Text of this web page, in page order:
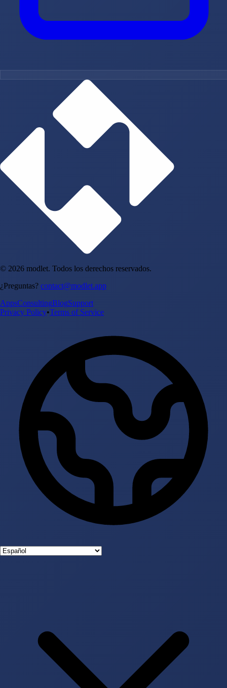
© 2026 modlet. Todos los derechos reservados.
¿Preguntas? contact@modlet.app
AppsConsultingBlogSupport
Privacy Policy•Terms of Service